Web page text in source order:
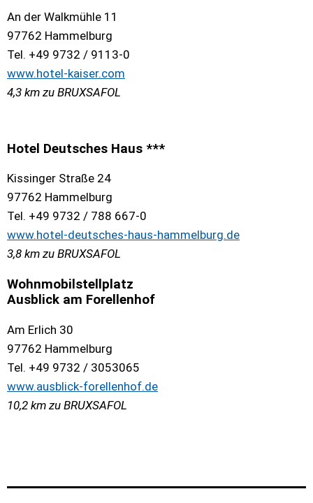
An der Walkmühle 11
97762 Hammelburg
Tel. +49 9732 / 9113-0
www.hotel-kaiser.com
4,3 km zu BRUXSAFOL
Hotel Deutsches Haus ***
Kissinger Straße 24
97762 Hammelburg
Tel. +49 9732 / 788 667-0
www.hotel-deutsches-haus-hammelburg.de
3,8 km zu BRUXSAFOL
Wohnmobilstellplatz
Ausblick am Forellenhof
Am Erlich 30
97762 Hammelburg
Tel. +49 9732 / 3053065
www.ausblick-forellenhof.de
10,2 km zu BRUXSAFOL